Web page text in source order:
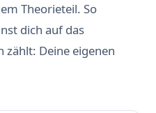
Theorieteil. So
dich auf das
Deine eigenen